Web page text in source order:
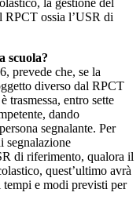
la gestione del
RPCT ossia l’USR di
scuola?
prevede che, se la
diverso dal RPCT
trasmessa, entro sette
dando
segnalante. Per
segnalazione
di riferimento, qualora il
quest’ultimo avrà
tempi e modi previsti per